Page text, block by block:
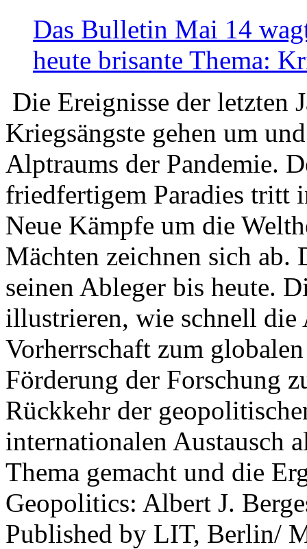
Das Bulletin Mai 14
heute brisante Thema:
Die Ereignisse der letzten
Kriegsängste gehen um
Alptraums der Pandemie.
friedfertigem Paradies tritt
Neue Kämpfe um die
Mächten zeichnen sich
seinen Ableger bis heute.
illustrieren, wie schnell die
Vorherrschaft zum
Förderung der Forschung
Rückkehr der
internationalen Austausch
Thema gemacht und die
Geopolitics: Albert J.
Published by LIT, Berlin/